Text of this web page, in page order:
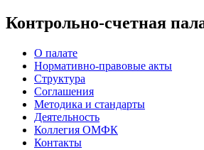
Контрольно-счетная
О палате
Нормативно-правовые акты
Структура
Соглашения
Методика и стандарты
Деятельность
Коллегия ОМФК
Контакты